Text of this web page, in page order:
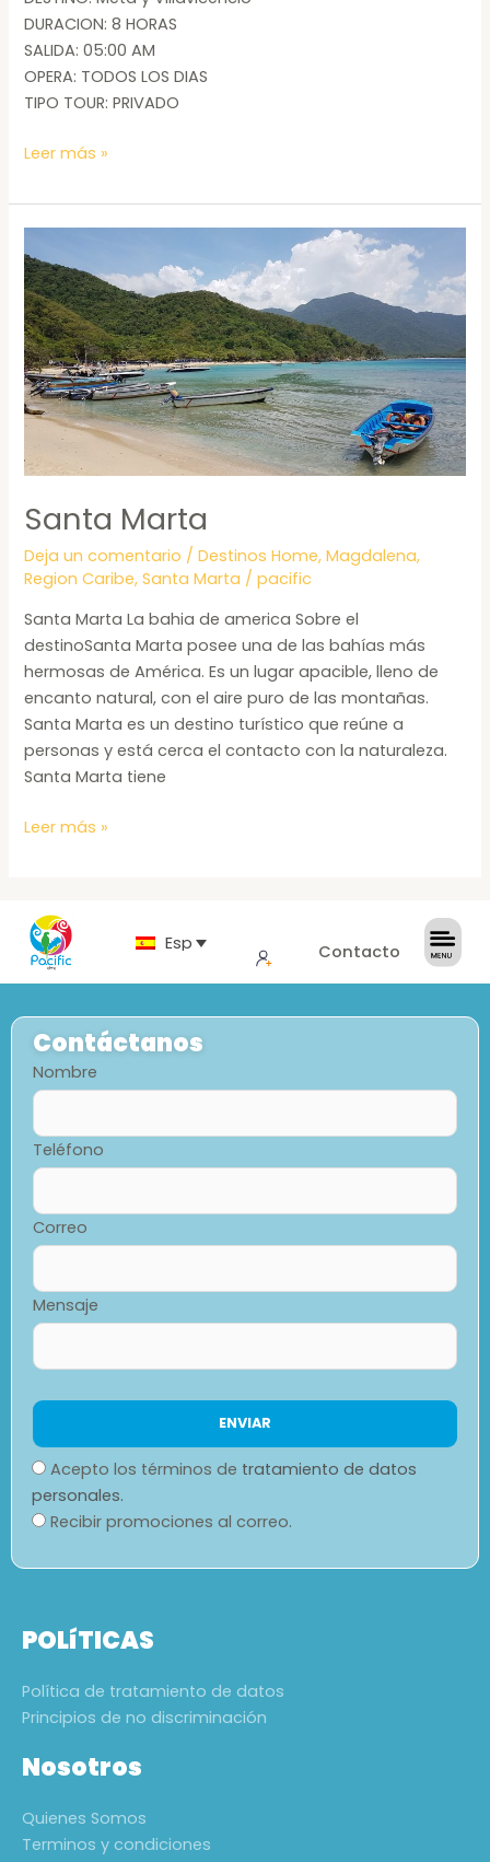
DURACION: 8 HORAS
SALIDA: 05:00 AM
OPERA: TODOS LOS DIAS
TIPO TOUR: PRIVADO
Leer más »
Santa Marta
Deja un comentario /Destinos Home,Magdalena,
Region Caribe,Santa Marta /pacific
Santa Marta La bahia de america Sobre el
destinoSanta Marta posee una de las bahías más
hermosas de América. Es un lugar apacible, lleno de
encanto natural, con el aire puro de las montañas.
Santa Marta es un destino turístico que reúne a
personas y está cerca el contacto con la naturaleza.
Santa Marta tiene
Marta
Leer más »
Español Contacto
Contáctanos
Nombre
Teléfono
Correo
Mensaje
Acepto los términos de tratamiento de datos
personales.
Recibir promociones al correo.
POLíTICAS
Política de tratamiento de datos
Principios de no discriminación
Nosotros
Quienes Somos
Terminos y condiciones